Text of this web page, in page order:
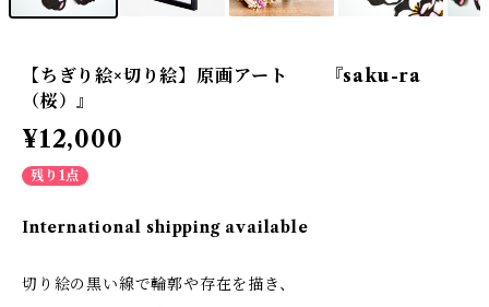
【ちぎり絵×切り絵】原画アート 『saku-ra
（桜）』
¥12,000
残り1点
International shipping available
切り絵の黒い線で輪郭や存在を描き、